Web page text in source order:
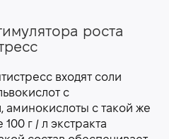
роста
входят соли
с
аминокислоты с такой же
г / л экстракта